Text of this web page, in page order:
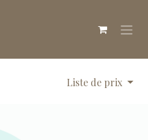
Liste de prix